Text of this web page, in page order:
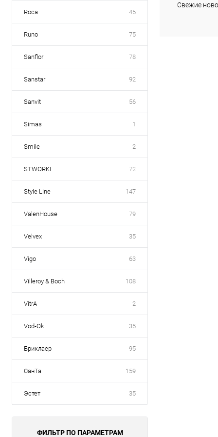
Roca 45
Runo 75
Sanflor 78
Sanstar 92
Sanvit 56
Simas 1
Smile 2
STWORKI 72
Style Line 147
ValenHouse 79
Velvex 35
Vigo 63
Villeroy & Boch 108
VitrA 2
Vod-Ok 35
Бриклаер 95
СанТа 159
Эстет 35
ФИЛЬТР ПО ПАРАМЕТРАМ
Свежие